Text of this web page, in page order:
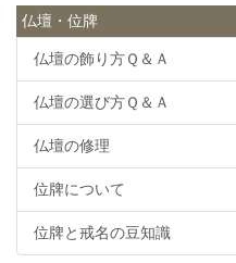
仏壇・位牌
仏壇の飾り方Ｑ＆Ａ
仏壇の選び方Ｑ＆Ａ
仏壇の修理
位牌について
位牌と戒名の豆知識